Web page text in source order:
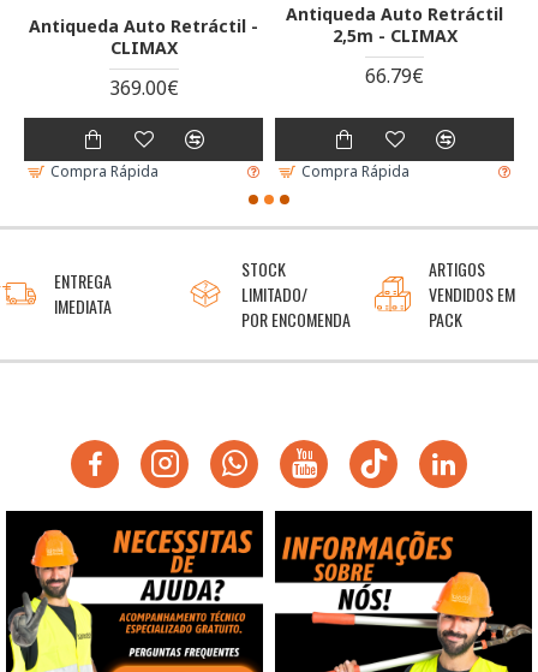
Antiqueda Auto Retráctil -
CLIMAX
369.00€
Compra Rápida
Antiqueda Auto Retráctil
2,5m - CLIMAX
66.79€
Compra Rápida
ENTREGA
IMEDIATA
STOCK
LIMITADO/
POR ENCOMENDA
ARTIGOS
VENDIDOS EM
PACK